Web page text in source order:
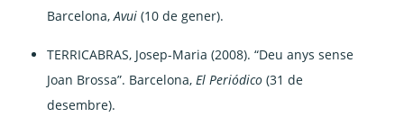
Barcelona,Avui(10 de gener).
TERRICABRAS, Josep-Maria (2008). “Deu anys sense
Joan Brossa”. Barcelona,El Periódico (31 de
desembre).